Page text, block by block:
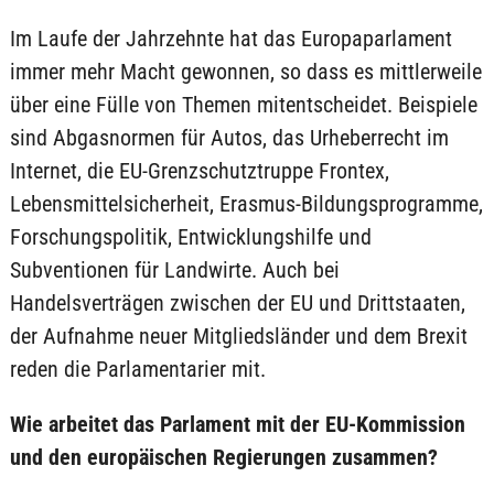
Im Laufe der Jahrzehnte hat das Europaparlament
immer mehr Macht gewonnen, so dass es mittlerweile
über eine Fülle von Themen mitentscheidet. Beispiele
sind Abgasnormen für Autos, das Urheberrecht im
Internet, die EU-Grenzschutztruppe Frontex,
Lebensmittelsicherheit, Erasmus-Bildungsprogramme,
Forschungspolitik, Entwicklungshilfe und
Subventionen für Landwirte. Auch bei
Handelsverträgen zwischen der EU und Drittstaaten,
der Aufnahme neuer Mitgliedsländer und dem Brexit
reden die Parlamentarier mit.
Wie arbeitet das Parlament mit der EU-Kommission
und den europäischen Regierungen zusammen?